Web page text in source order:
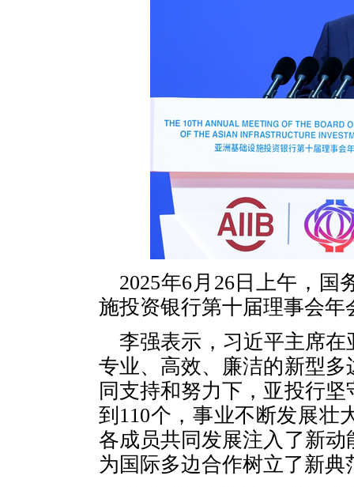
2025年6月26日上午，
施投资银行第十届理事会年
李强表示，习近平主席
专业、高效、廉洁的新型
同支持和努力下，亚投行
到110个，事业不断发展壮
各成员共同发展注入了新
为国际多边合作树立了新典